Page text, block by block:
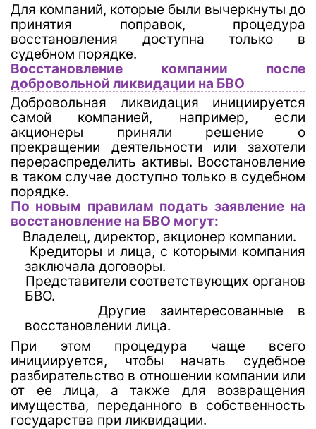
Для компаний, которые были вычеркнуты до
принятия поправок, процедура
восстановления доступна только в
судебном порядке.
Восстановление компании после
добровольной ликвидации на БВО
Добровольная ликвидация инициируется
самой компанией, например, если
акционеры приняли решение о
прекращении деятельности или захотели
перераспределить активы. Восстановление
в таком случае доступно только в судебном
порядке.
По новым правилам подать заявление на
восстановление на БВО могут:
Владелец, директор, акционер компании.
Кредиторы и лица, с которыми компания
заключала договоры.
Представители соответствующих органов
БВО.
Другие заинтересованные в
восстановлении лица.
При этом процедура чаще всего
инициируется, чтобы начать судебное
разбирательство в отношении компании или
от ее лица, а также для возвращения
имущества, переданного в собственность
государства при ликвидации.